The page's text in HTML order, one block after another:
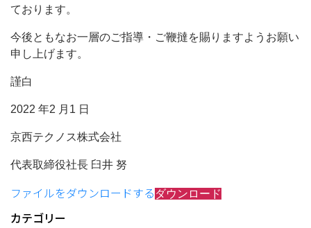
ております。
今後ともなお一層のご指導・ご鞭撻を賜りますようお願い
申し上げます。
謹白
2022 年2 月1 日
京西テクノス株式会社
代表取締役社長 臼井 努
ファイルをダウンロードする ダウンロード
カテゴリー